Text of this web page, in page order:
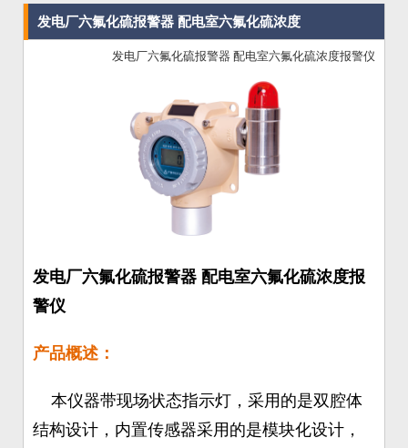
发电厂六氟化硫报警器 配电室六氟化硫浓度
发电厂六氟化硫报警器 配电室六氟化硫浓度报警仪
发电厂六氟化硫报警器 配电室六氟化硫浓度报
警仪
产品概述：
本仪器带现场状态指示灯，采用的是双腔体
结构设计，内置传感器采用的是模块化设计，